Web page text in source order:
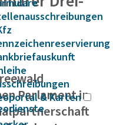
& Karten
Parlament in